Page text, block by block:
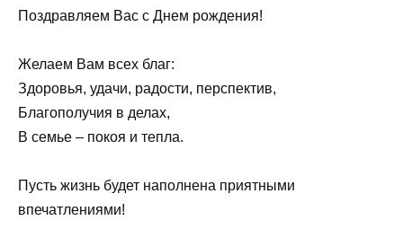
Поздравляем Вас с Днем рождения!
Желаем Вам всех благ:
Здоровья, удачи, радости, перспектив,
Благополучия в делах,
В семье – покоя и тепла.
Пусть жизнь будет наполнена приятными
впечатлениями!